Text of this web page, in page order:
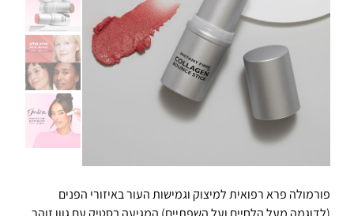
פורמולה פרא רפואית למיצוק וגמישות העור באיזורי הפנים